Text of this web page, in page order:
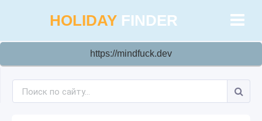
HOLIDAY FINDER
https://mindfuck.dev